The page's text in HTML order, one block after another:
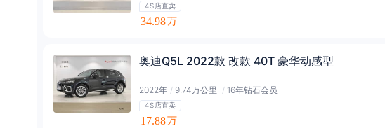
4S店直卖
34.98万
奥迪Q5L 2022款 改款 40T 豪华动感型
2022年 / 9.74万公里 / 16年钻石会员
4S店直卖
17.88万